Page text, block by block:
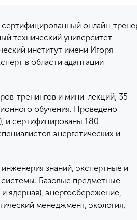
сертифицированный онлайн-
технический университет
институт имени Игоря
в области адаптации
тренингов и мини-лекций, 35
обучения. Проведено
и сертифицированы 180
энергетических и
знаний, экспертные и
Базовые предметные
ядерная), энергосбережение,
менеджмент, экология,